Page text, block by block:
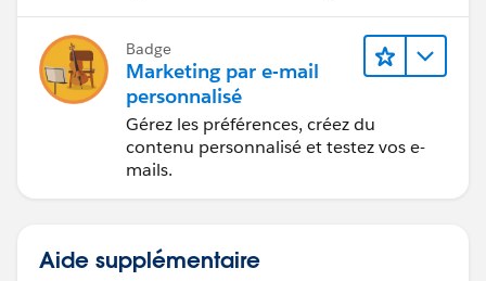
Badge
Marketing par e-mail
personnalisé
Gérez les préférences, créez du
contenu personnalisé et testez vos e-
mails.
Aide supplémentaire